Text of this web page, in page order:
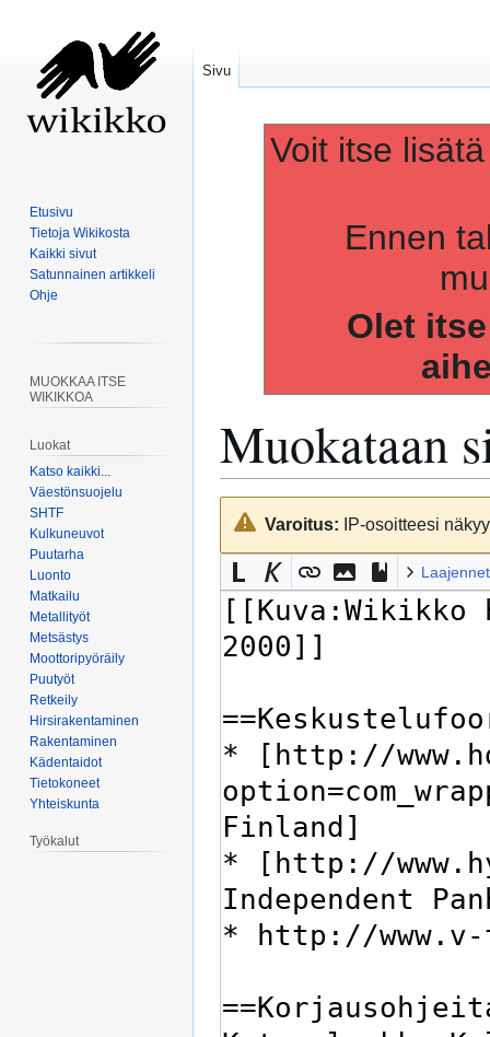
Voit itse
Ennen
Olet
Muokataan
Siirry
navigaatioon
Siirry
hakuunVaroitus: IP-osoitteesi
Sivu
Etusivu
Tietoja Wikikosta
Kaikki sivut
Satunnainen artikkeli
Ohje
MUOKKAA ITSE
WIKIKKOA
Luokat
Katso kaikki...
Väestönsuojelu
SHTF
Kulkuneuvot
Puutarha
Luonto
Matkailu
Metallityöt
Metsästys
Moottoripyöräily
Puutyöt
Retkeily
Hirsirakentaminen
Rakentaminen
Kädentaidot
Tietokoneet
Yhteiskunta
Työkalut